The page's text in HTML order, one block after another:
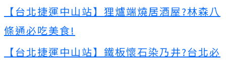
【台北捷運中山站】狸爐端燒居酒屋?林森八
條通必吃美食!
【台北捷運中山站】鐵板懷石染乃井?台北必